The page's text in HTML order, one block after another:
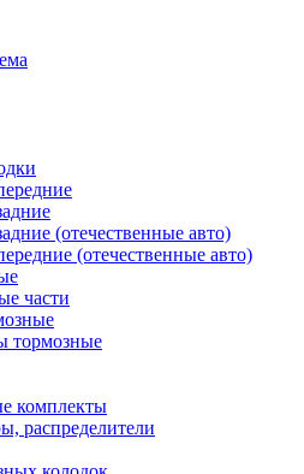
(отечественные авто)
(отечественные авто)
части
тормозные
комплекты
распределители